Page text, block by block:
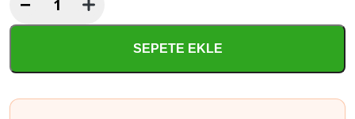
Pera
Çalışma
(Vizon-
adet
SEPETE EKLE